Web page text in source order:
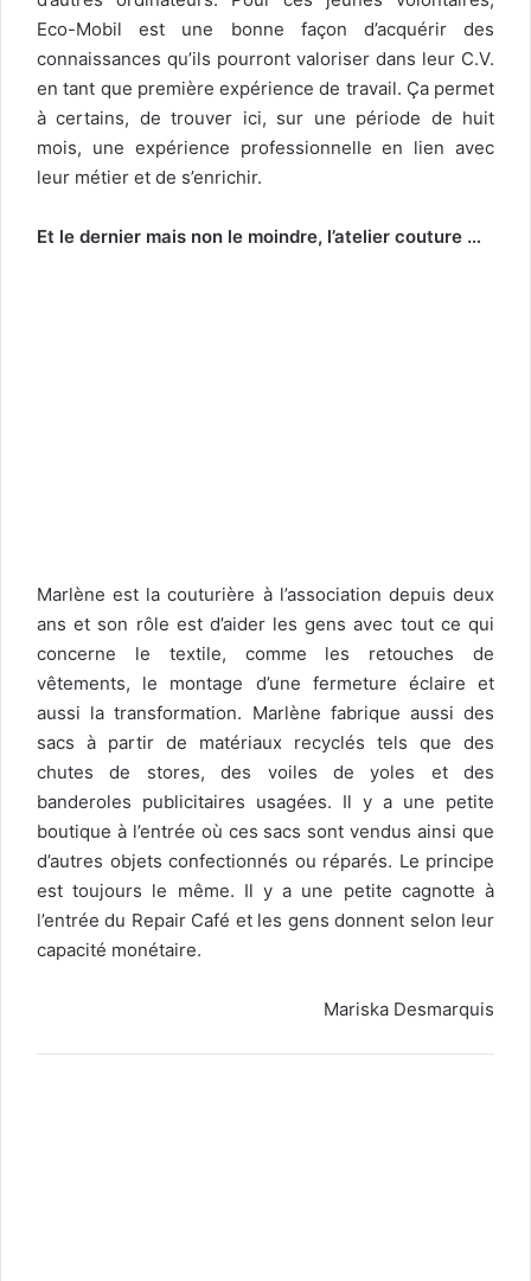
Eco-Mobil est une bonne façon d’acquérir des
connaissances qu’ils pourront valoriser dans leur C.V.
en tant que première expérience de travail. Ça permet
à certains, de trouver ici, sur une période de huit
mois, une expérience professionnelle en lien avec
leur métier et de s’enrichir.
Et le dernier mais non le moindre, l’atelier couture …
Marlène est la couturière à l’association depuis deux
ans et son rôle est d’aider les gens avec tout ce qui
concerne le textile, comme les retouches de
vêtements, le montage d’une fermeture éclaire et
aussi la transformation. Marlène fabrique aussi des
sacs à partir de matériaux recyclés tels que des
chutes de stores, des voiles de yoles et des
banderoles publicitaires usagées. Il y a une petite
boutique à l’entrée où ces sacs sont vendus ainsi que
d’autres objets confectionnés ou réparés. Le principe
est toujours le même. Il y a une petite cagnotte à
l’entrée du Repair Café et les gens donnent selon leur
capacité monétaire.
Mariska Desmarquis